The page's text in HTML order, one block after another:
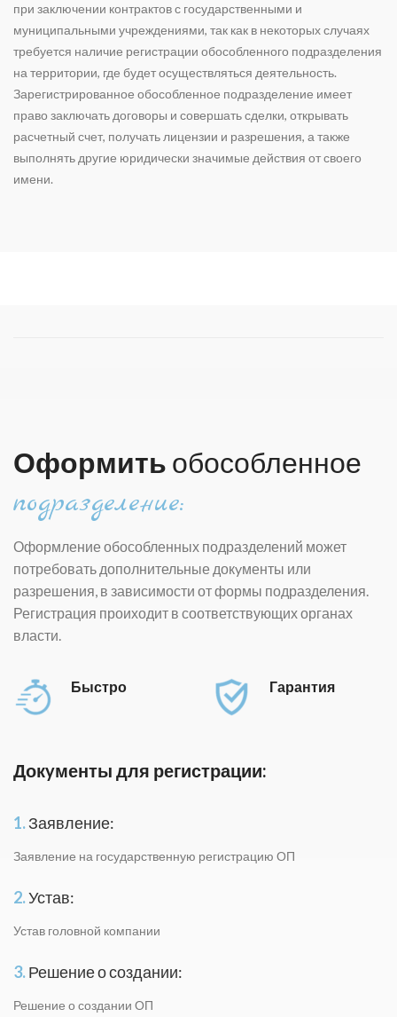
при заключении контрактов с государственными и
муниципальными учреждениями, так как в некоторых случаях
требуется наличие регистрации обособленного подразделения
на территории, где будет осуществляться деятельность.
Зарегистрированное обособленное подразделение имеет
право заключать договоры и совершать сделки, открывать
расчетный счет, получать лицензии и разрешения, а также
выполнять другие юридически значимые действия от своего
имени.
Оформить обособленное
подразделение:
Оформление обособленных подразделений может
потребовать дополнительные докyменты или
разрешения, в зависимости от формы подразделения.
Регистрация проиходит в соответствующих органах
власти.
Быстро Гарантия
Докyменты для регистрации:
1.Заявление:
Заявление на государственную регистрацию ОП
2.Устав:
Устав головной компании
3.Решение о создании:
Решение о создании ОП